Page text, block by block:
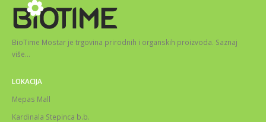
BioTime Mostar je trgovina prirodnih i organskih proizvoda. Saznaj
više…
LOKACIJA
Mepas Mall
Kardinala Stepinca b.b.